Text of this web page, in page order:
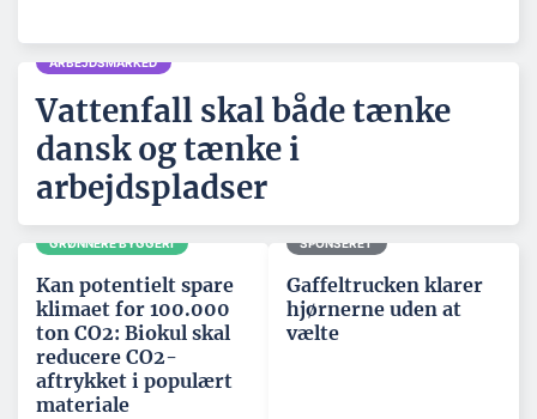
ARBEJDSMARKED
Vattenfall skal både tænke
dansk og tænke i
arbejdspladser
GRØNNERE BYGGERI
Kan potentielt spare
klimaet for 100.000
ton CO2: Biokul skal
reducere CO2-
aftrykket i populært
materiale
SPONSERET
Gaffeltrucken klarer
hjørnerne uden at
vælte